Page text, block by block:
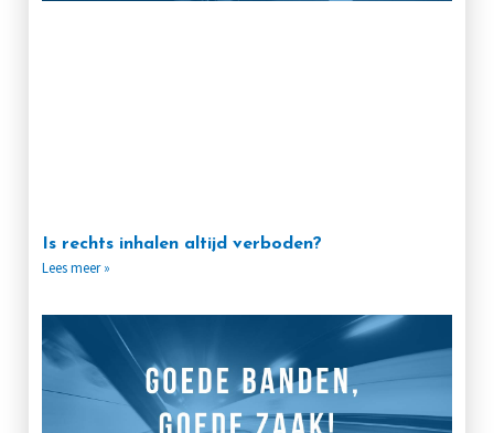
Is rechts inhalen altijd verboden?
Lees meer »